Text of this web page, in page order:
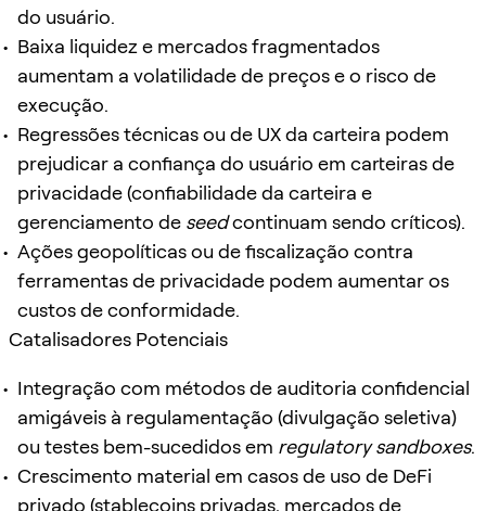
do usuário.
Baixa liquidez e mercados fragmentados
aumentam a volatilidade de preços e o risco de
execução.
Regressões técnicas ou de UX da carteira podem
prejudicar a confiança do usuário em carteiras de
privacidade (confiabilidade da carteira e
gerenciamento de seedcontinuam sendo críticos).
Ações geopolíticas ou de fiscalização contra
ferramentas de privacidade podem aumentar os
custos de conformidade.
Catalisadores Potenciais
Integração com métodos de auditoria confidencial
amigáveis à regulamentação (divulgação seletiva)
ou testes bem-sucedidos em regulatory sandboxes.
Crescimento material em casos de uso de DeFi
privado (stablecoins privadas, mercados de